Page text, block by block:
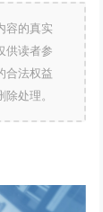
容的真实
供读者参
合法权益
处理。